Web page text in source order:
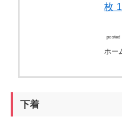
枚
posted
ホー
下着